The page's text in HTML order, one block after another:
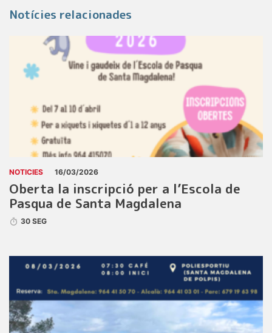
Notícies relacionades
NOTICIES 16/03/2026
Oberta la inscripció per a l’Escola de
Pasqua de Santa Magdalena
30 SEG